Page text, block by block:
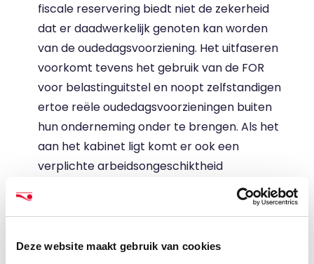
Deze website maakt gebruik van cookies
fiscale reservering biedt niet de zekerheid
dat er daadwerkelijk genoten kan worden
van de oudedagsvoorziening. Het uitfaseren
voorkomt tevens het gebruik van de FOR
voor belastinguitstel en noopt zelfstandigen
ertoe reële oudedagsvoorzieningen buiten
hun onderneming onder te brengen. Als het
aan het kabinet ligt komt er ook een
verplichte arbeidsongeschiktheid
(AOV) voor zelfstandigen.
Hierover volgt in het eerste kwartaal van
Verduidelijking van de beoordeling van